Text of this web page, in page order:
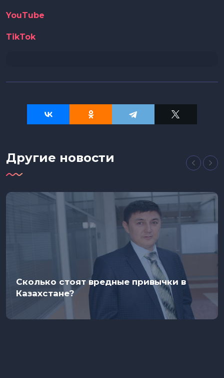
YouTube
TikTok
Другие новости
Сколько стоят вредные привычки в
Казахстане?